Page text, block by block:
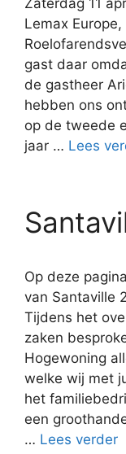
Zaterdag 11
Lemax
gast daar
de gastheer
hebben ons
op de tweede
jaar … Lees
Op deze
van Santaville
Tijdens het
zaken
Hogewoning
welke wij met
het
een
… Lees verder